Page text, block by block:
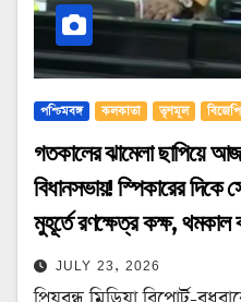
পশ্চিমবঙ্গ কলকাতা তৃণমূল বিজেপি
গতকালের ঝামেলা ছাপিয়ে
বিধানসভায়! স্পিকারের
মুহূর্তে রণক্ষেত্র কক্ষ, থমকাল
JULY 23, 2026